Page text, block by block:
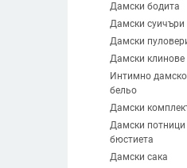
Дамски бодита
Дамски суичъри
Дамски
Дамски клинове
Интимно дамско
бельо
Дамски
Дамски потници
бюстиета
Дамски сака